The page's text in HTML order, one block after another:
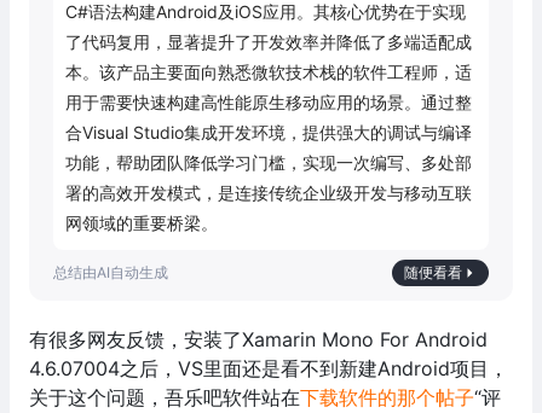
C#语法构建Android及iOS应用。其核心优势在于实现
了代码复用，显著提升了开发效率并降低了多端适配成
本。该产品主要面向熟悉微软技术栈的软件工程师，适
用于需要快速构建高性能原生移动应用的场景。通过整
合Visual Studio集成开发环境，提供强大的调试与编译
功能，帮助团队降低学习门槛，实现一次编写、多处部
署的高效开发模式，是连接传统企业级开发与移动互联
网领域的重要桥梁。
随便看看
有很多网友反馈，安装了Xamarin Mono For Android
4.6.07004之后，VS里面还是看不到新建Android项目，
关于这个问题，吾乐吧软件站在下载软件的那个帖子“评